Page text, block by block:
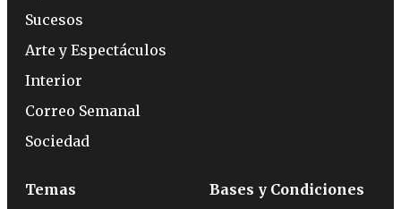
Sucesos
Arte y Espectáculos
Interior
Correo Semanal
Sociedad
Temas Bases y Condiciones